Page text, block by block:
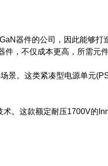
器件的公司，因此能够
，不仅成本更高，所需元
景。这类紧凑型电源单元
。这款额定耐压1700V的